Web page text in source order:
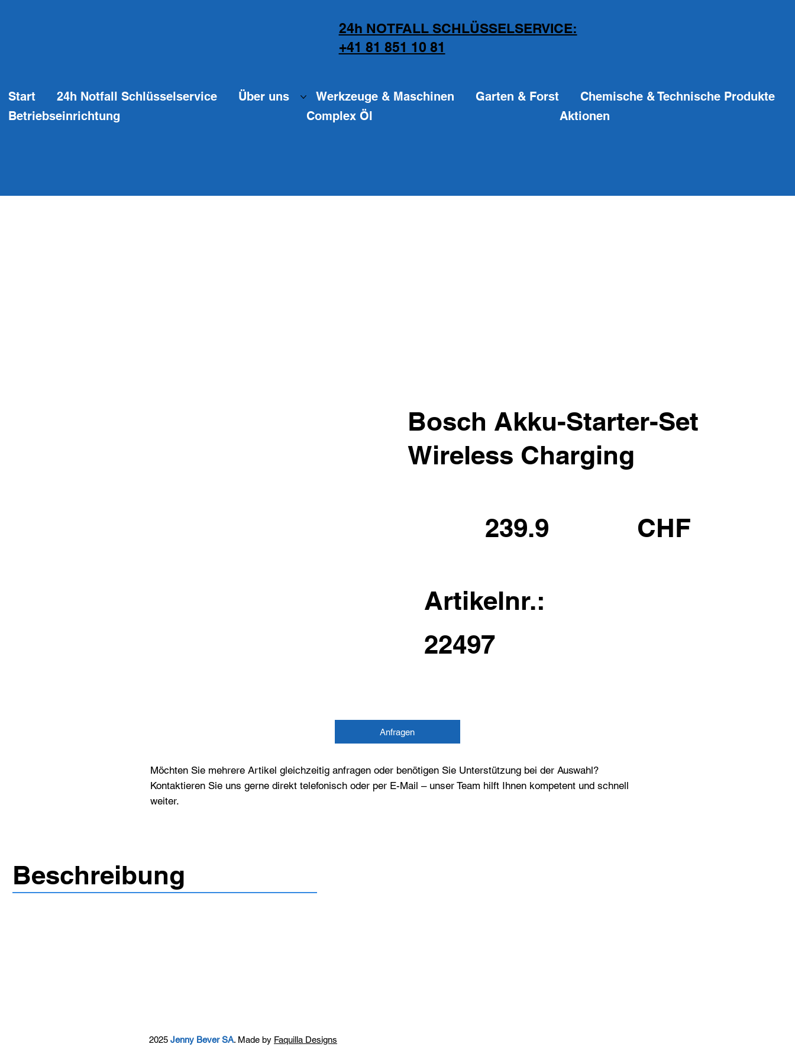
24h NOTFALL SCHLÜSSELSERVICE:
+41 81 851 10 81
Start 24h Notfall Schlüsselservice Über uns Werkzeuge & Maschinen Garten & Forst
Chemische & Technische Produkte
Betriebseinrichtung
Complex Öl Aktionen
Bosch Akku-Starter-Set
Wireless Charging
239.9 CHF
Artikelnr.:
22497
Anfragen
Möchten Sie mehrere Artikel gleichzeitig anfragen oder benötigen Sie Unterstützung bei der Auswahl?
Kontaktieren Sie uns gerne direkt telefonisch oder per E-Mail – unser Team hilft Ihnen kompetent und schnell
weiter.
Beschreibung
2025 Jenny Bever SA. Made by Faquilla Designs